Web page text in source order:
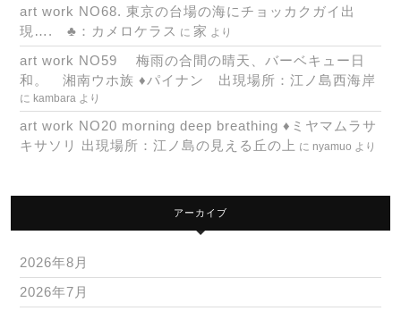
art work NO68. 東京の台場の海にチョッカクガイ出
現…. ♣：カメロケラス に 家 より
art work NO59 梅雨の合間の晴天、バーベキュー日
和。 湘南ウホ族 ♦パイナン 出現場所：江ノ島西海岸
に kambara より
art work NO20 morning deep breathing ♦ミヤマムラサ
キサソリ 出現場所：江ノ島の見える丘の上 に nyamuo より
アーカイブ
2026年8月
2026年7月